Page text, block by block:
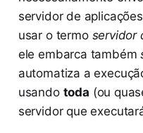
servidor de
usar o termo servidor
ele embarca também
automatiza a
usando toda (ou
servidor que